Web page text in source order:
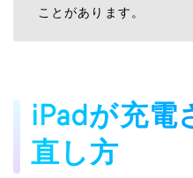
ことがあります。
iPadが充電
直し方